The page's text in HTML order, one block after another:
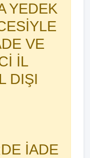
YEDEK
VE
İL
DIŞI
İADE